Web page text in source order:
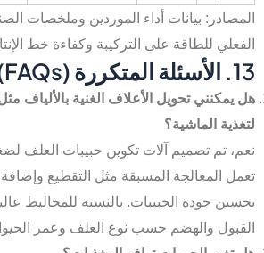
المصادر: بيانات أداء الموردين وملخصات
الفعلي للطاقة على التركيبة وكفاءة خط
13. الأسئلة المتكررة (FAQs)
هل يمكنني تحويل الأعلاف الغنية بالألياف
لتغذية الماشية؟
نعم، تم تصميم آلات تكوين حبيبات العلف
تعمل المعالجة المسبقة مثل التقطيع
تحسين جودة الحبيبات. بالنسبة للمخاليط
القبول والهضم حسب نوع العلف وعمر